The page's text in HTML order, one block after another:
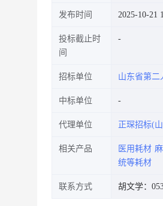
发布时间 2025-10-21
投标截止时
间
招标单位 山东省第二
中标单位
代理单位 正琛招标(
相关产品 医用耗材
统等耗材
联系方式 胡文学：